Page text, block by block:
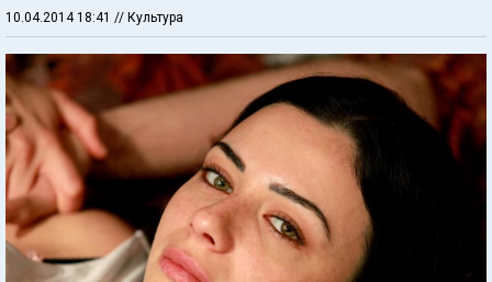
10.04.2014 18:41 // Культура